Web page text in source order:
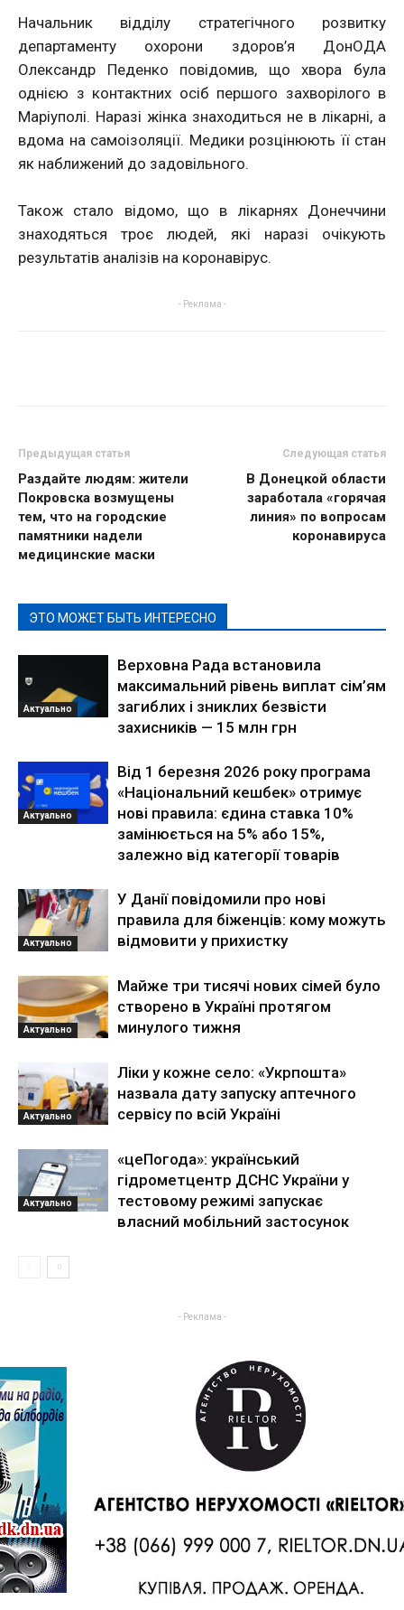
Начальник відділу стратегічного розвитку
департаменту охорони здоров’я ДонОДА
Олександр Педенко повідомив, що хвора була
однією з контактних осіб першого захворілого в
Маріуполі. Наразі жінка знаходиться не в лікарні, а
вдома на самоізоляції. Медики розцінюють її стан
як наближений до задовільного.
Також стало відомо, що в лікарнях Донеччини
знаходяться троє людей, які наразі очікують
результатів аналізів на коронавірус.
- Реклама -
Предыдущая статья
Раздайте людям: жители
Покровска возмущены
тем, что на городские
памятники надели
медицинские маски
Следующая статья
В Донецкой области
заработала «горячая
линия» по вопросам
коронавируса
ЭТО МОЖЕТ БЫТЬ ИНТЕРЕСНО
Актуально
Верховна Рада встановила
максимальний рівень виплат сім’ям
загиблих і зниклих безвісти
захисників — 15 млн грн
Актуально
Від 1 березня 2026 року програма
«Національний кешбек» отримує
нові правила: єдина ставка 10%
замінюється на 5% або 15%,
залежно від категорії товарів
Актуально
У Данії повідомили про нові
правила для біженців: кому можуть
відмовити у прихистку
Актуально
Майже три тисячі нових сімей було
створено в Україні протягом
минулого тижня
Актуально
Ліки у кожне село: «Укрпошта»
назвала дату запуску аптечного
сервісу по всій Україні
Актуально
«цеПогода»: український
гідрометцентр ДСНС України у
тестовому режимі запускає
власний мобільний застосунок
- Реклама -